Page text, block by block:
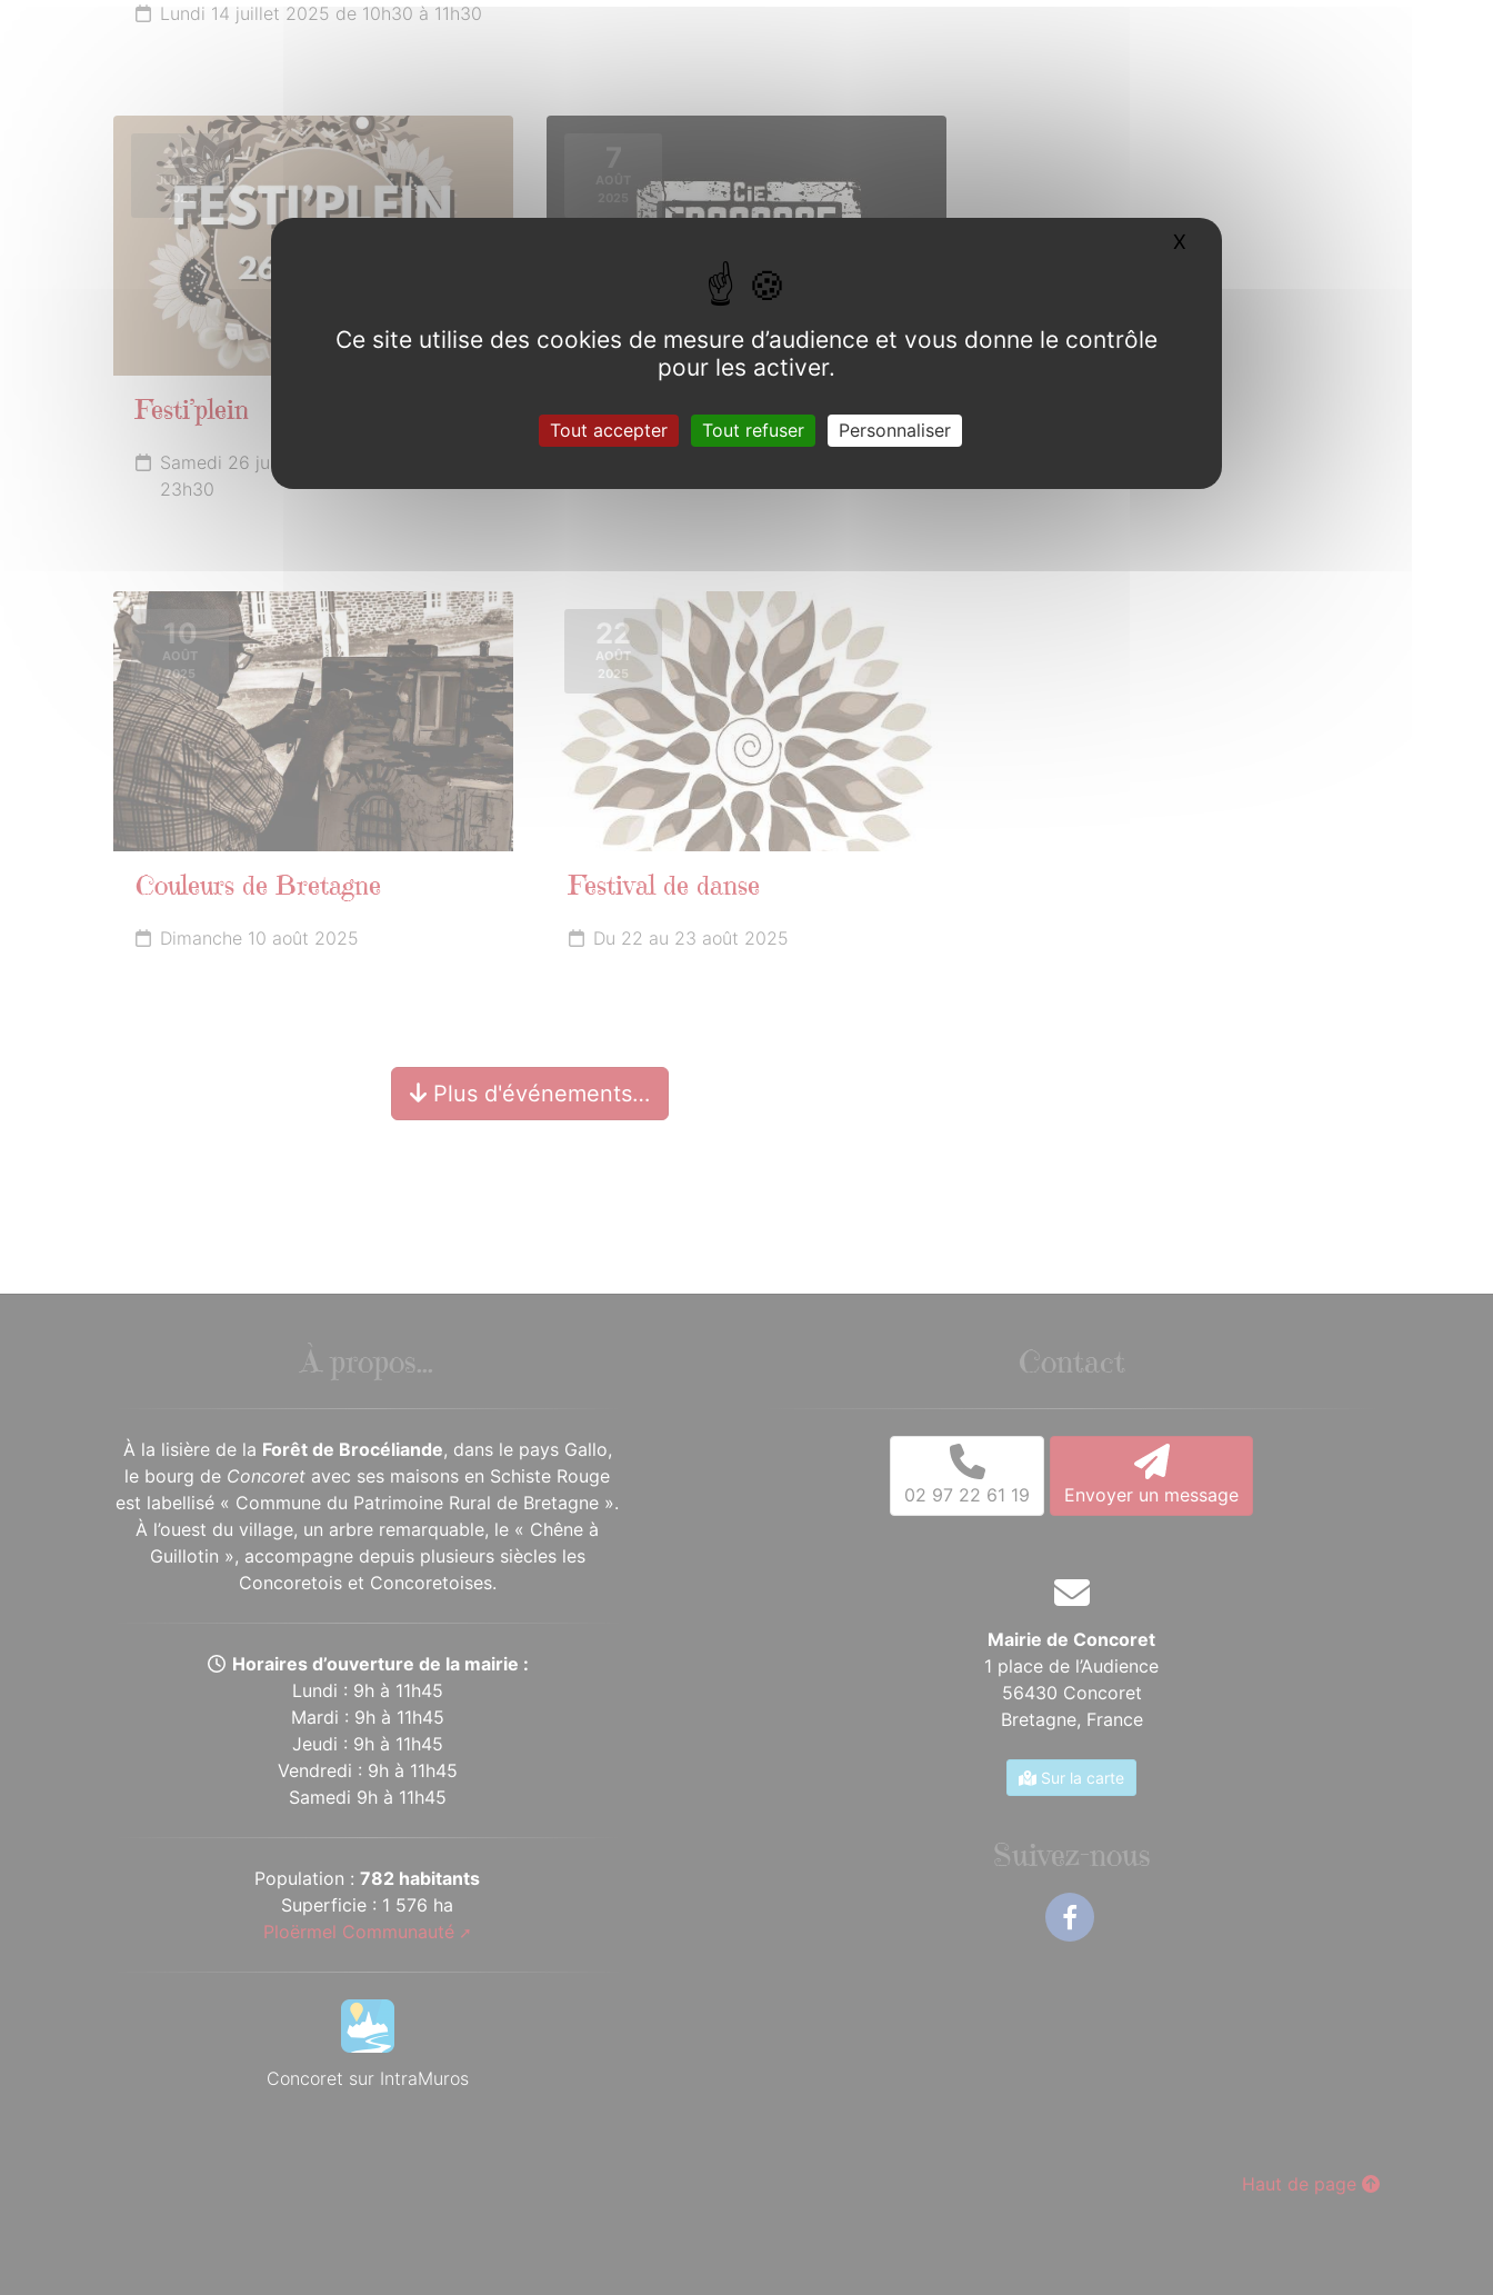
Lundi 14 juillet 2025 de 10h30 à 11h30
26
JUILLET
2025
Festi’plein
Samedi 26 juillet 2025 de 18h00 à
23h30
Hop !
10
AOÛT
2025
Couleurs de Bretagne
Dimanche 10 août 2025
22
AOÛT
2025
Festival de danse
Du 22 au 23 août 2025
Plus d'événements…
À propos...
À la lisière de la Forêt de Brocéliande, dans le pays Gallo,
le bourg de Concoret avec ses maisons en Schiste Rouge
est labellisé « Commune du Patrimoine Rural de Bretagne ».
À l’ouest du village, un arbre remarquable, le « Chêne à
Guillotin », accompagne depuis plusieurs siècles les
Concoretois et Concoretoises.
Horaires d’ouverture de la mairie :
Lundi : 9h à 11h45
Mardi : 9h à 11h45
Jeudi : 9h à 11h45
Vendredi : 9h à 11h45
Samedi 9h à 11h45
Population :782 habitants
Superficie : 1 576 ha
Ploërmel Communauté
Concoret sur IntraMuros
Contact
02 97 22 61 19 Envoyer un message
Mairie de Concoret
1 place de l’Audience
56430 Concoret
Bretagne, France
Sur la carte
Suivez-nous
Haut de page
Ce site utilise des cookies de mesure d’audience et vous donne le contrôle
pour les activer.
Tout accepter Tout refuser Personnaliser
X Masquer le bandeau des cookies